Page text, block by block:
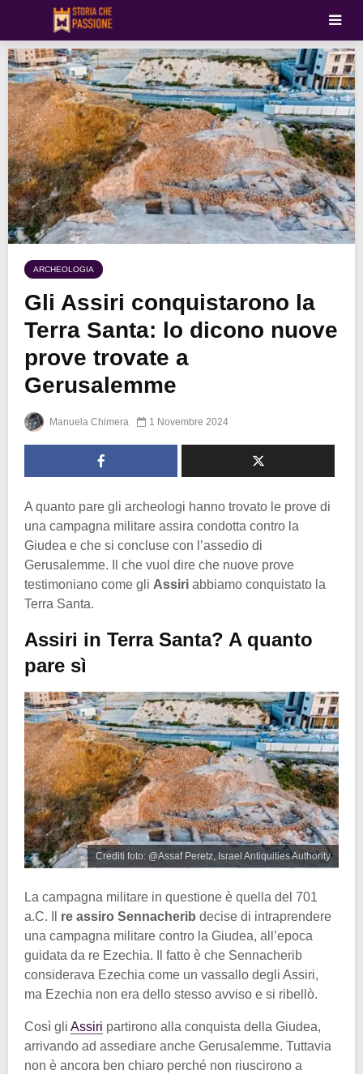
ARCHEOLOGIA
Gli Assiri conquistarono la
Terra Santa: lo dicono nuove
prove trovate a
Gerusalemme
Manuela Chimera 1 Novembre 2024
A quanto pare gli archeologi hanno trovato le prove di
una campagna militare assira condotta contro la
Giudea e che si concluse con l’assedio di
Gerusalemme. Il che vuol dire che nuove prove
testimoniano come gli Assiri abbiamo conquistato la
Terra Santa.
Assiri in Terra Santa? A quanto
pare sì
Crediti foto: @Assaf Peretz, Israel Antiquities Authority
La campagna militare in questione è quella del 701
a.C. Il re assiro Sennacherib decise di intraprendere
una campagna militare contro la Giudea, all’epoca
guidata da re Ezechia. Il fatto è che Sennacherib
considerava Ezechia come un vassallo degli Assiri,
ma Ezechia non era dello stesso avviso e si ribellò.
Così gli Assiri partirono alla conquista della Giudea,
arrivando ad assediare anche Gerusalemme. Tuttavia
non è ancora ben chiaro perché non riuscirono a